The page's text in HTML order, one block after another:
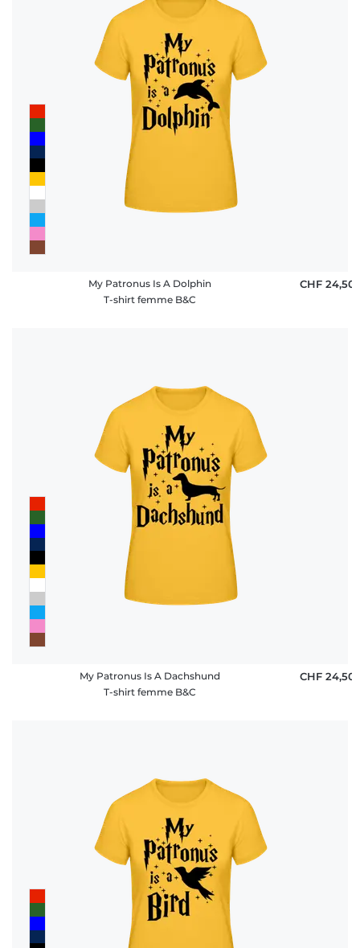
My Patronus Is A Dolphin
T-shirt femme B&C
CHF 24,50
My Patronus Is A Dachshund
T-shirt femme B&C
CHF 24,50